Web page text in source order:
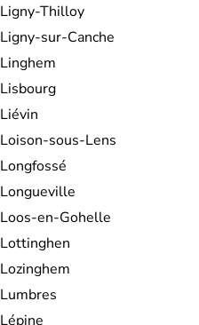
Ligny-Thilloy
Ligny-sur-Canche
Linghem
Lisbourg
Liévin
Loison-sous-Lens
Longfossé
Longueville
Loos-en-Gohelle
Lottinghen
Lozinghem
Lumbres
Lépine